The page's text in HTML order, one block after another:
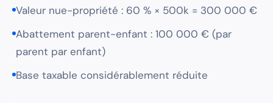
Valeur nue-propriété : 60 % × 500k = 300 000 €
Abattement parent-enfant : 100 000 € (par
parent par enfant)
Base taxable considérablement réduite